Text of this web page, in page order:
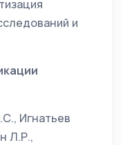
и
Игнатьев
Л.Р.,